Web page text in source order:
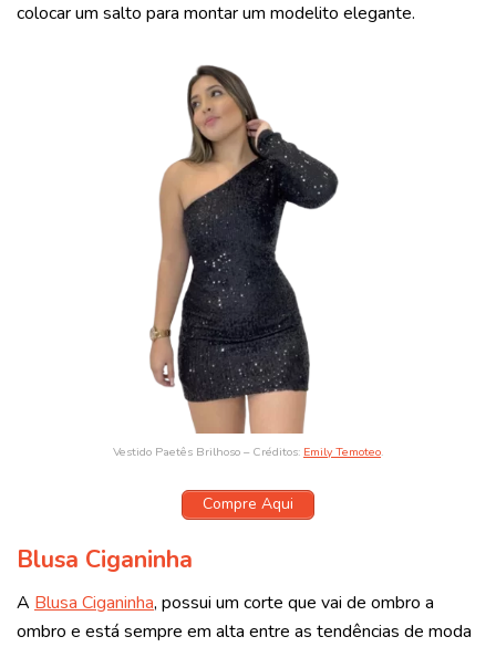
colocar um salto para montar um modelito elegante.
Vestido Paetês Brilhoso – Créditos: Emily Temoteo.
Compre Aqui
Blusa Ciganinha
A Blusa Ciganinha, possui um corte que vai de ombro a
ombro e está sempre em alta entre as tendências de moda